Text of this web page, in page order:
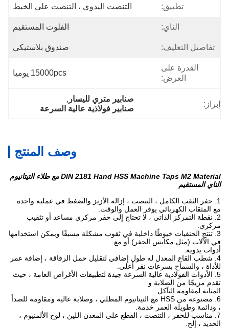
تطبيق: التنصت اليدوي ، التنصت على الخيط
الناي: الفلوت المستقيم
تفاصيل التغليف: صندوق بلاستيكي
القدرة على
العرض:
15000pcs يوميا
إبراز:
صنابير متري لليسار,
صنابير فولاذية عالية السرعة
وصف المنتج
DIN 2181 Hand HSS Machine Taps M2 Material مع طلاء التيتانيوم
الناي المستقيم
1. حفر الثقب الكامل ، التنصت ، إزالة الأزيز والضغط في عملية واحدة
مع المثقاب الكهربائي يوفر العمل والوقت.
2. نقطة التمركز الذاتي ، لا تحتاج إلى حفر مركزي مساعد أو تثقيب
مركزي.
3. تنتج الحنفيات خيوطًا داخلية في ثقوب مشكلة مسبقًا ويمكن استخدامها
في الآلات (مثل مكابس الحفر) أو مع
أدوات يدوية.
4. شطب القاع المعدل له طول إضافي لتقليل حمل الرقاقة ، إضافة عمر
للأداة ، والسماح بسرعات نقر أعلى.
5. الأدوات الفولاذية عالية السرعة جيدة لتطبيقات الأغراض العامة ، حيث
تقدم مزيجًا من الصلابة و
المتانة لمقاومة التآكل.
6. مصنوعة من HSS مع التيتانيوم المطلي ، وصلابة عالية ومقاومة للصدأ
، ودائمة وطويلة العمر خدمة.
7. مناسب للحفر ، التنصت ، القطع على المعدن اللين ، لوح الألمنيوم ،
الحديد ، إلخ.